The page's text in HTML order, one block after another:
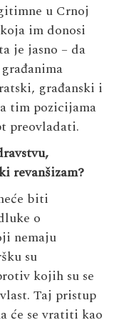
u Crnoj
im donosi
je jasno – da
građanski i
tim pozicijama
preovladati.
revanšizam?
biti
o
nemaju
su
kojih su se
Taj pristup
će se vratiti kao